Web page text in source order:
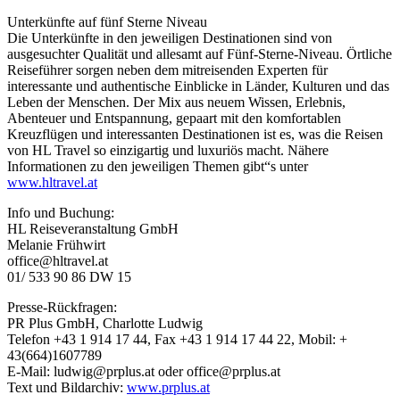
Unterkünfte auf fünf Sterne Niveau
Die Unterkünfte in den jeweiligen Destinationen sind von
ausgesuchter Qualität und allesamt auf Fünf-Sterne-Niveau. Örtliche
Reiseführer sorgen neben dem mitreisenden Experten für
interessante und authentische Einblicke in Länder, Kulturen und das
Leben der Menschen. Der Mix aus neuem Wissen, Erlebnis,
Abenteuer und Entspannung, gepaart mit den komfortablen
Kreuzflügen und interessanten Destinationen ist es, was die Reisen
von HL Travel so einzigartig und luxuriös macht. Nähere
Informationen zu den jeweiligen Themen gibt“s unter
www.hltravel.at
Info und Buchung:
HL Reiseveranstaltung GmbH
Melanie Frühwirt
office@hltravel.at
01/ 533 90 86 DW 15
Presse-Rückfragen:
PR Plus GmbH, Charlotte Ludwig
Telefon +43 1 914 17 44, Fax +43 1 914 17 44 22, Mobil: +
43(664)1607789
E-Mail: ludwig@prplus.at oder office@prplus.at
Text und Bildarchiv: www.prplus.at